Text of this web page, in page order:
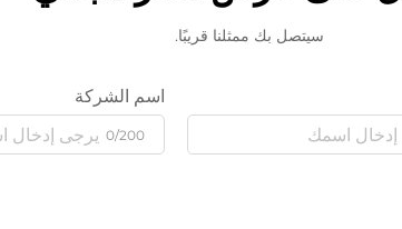
سيتصل بك ممثلنا قريبًا.
اسم الشركة
0/200